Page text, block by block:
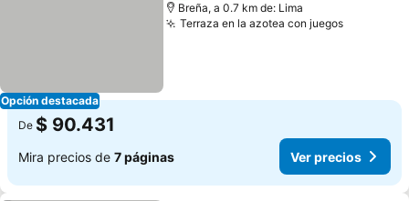
Opción destacada
Breña, a 0.7 km de: Lima
Terraza en la azotea con juegosVer
De $ 90.431
Mira precios de 7 páginas Ver precios